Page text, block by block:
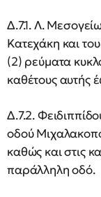
Δ.7.1. Λ.
Κατεχάκη και
(2) ρεύματα
καθέτους αυτής
Δ.7.2.
οδού
καθώς και στις
παράλληλη οδό.